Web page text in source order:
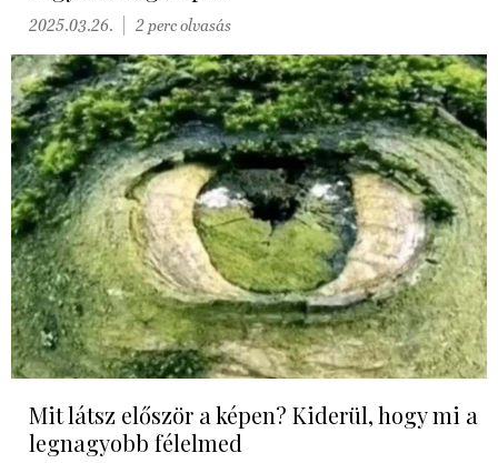
2025.03.26. 2 perc olvasás
Mit látsz először a képen? Kiderül, hogy mi a
legnagyobb félelmed